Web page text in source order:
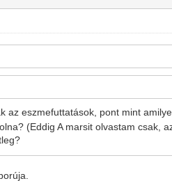
az eszmefuttatások, pont mint
(Eddig A marsit olvastam csak,